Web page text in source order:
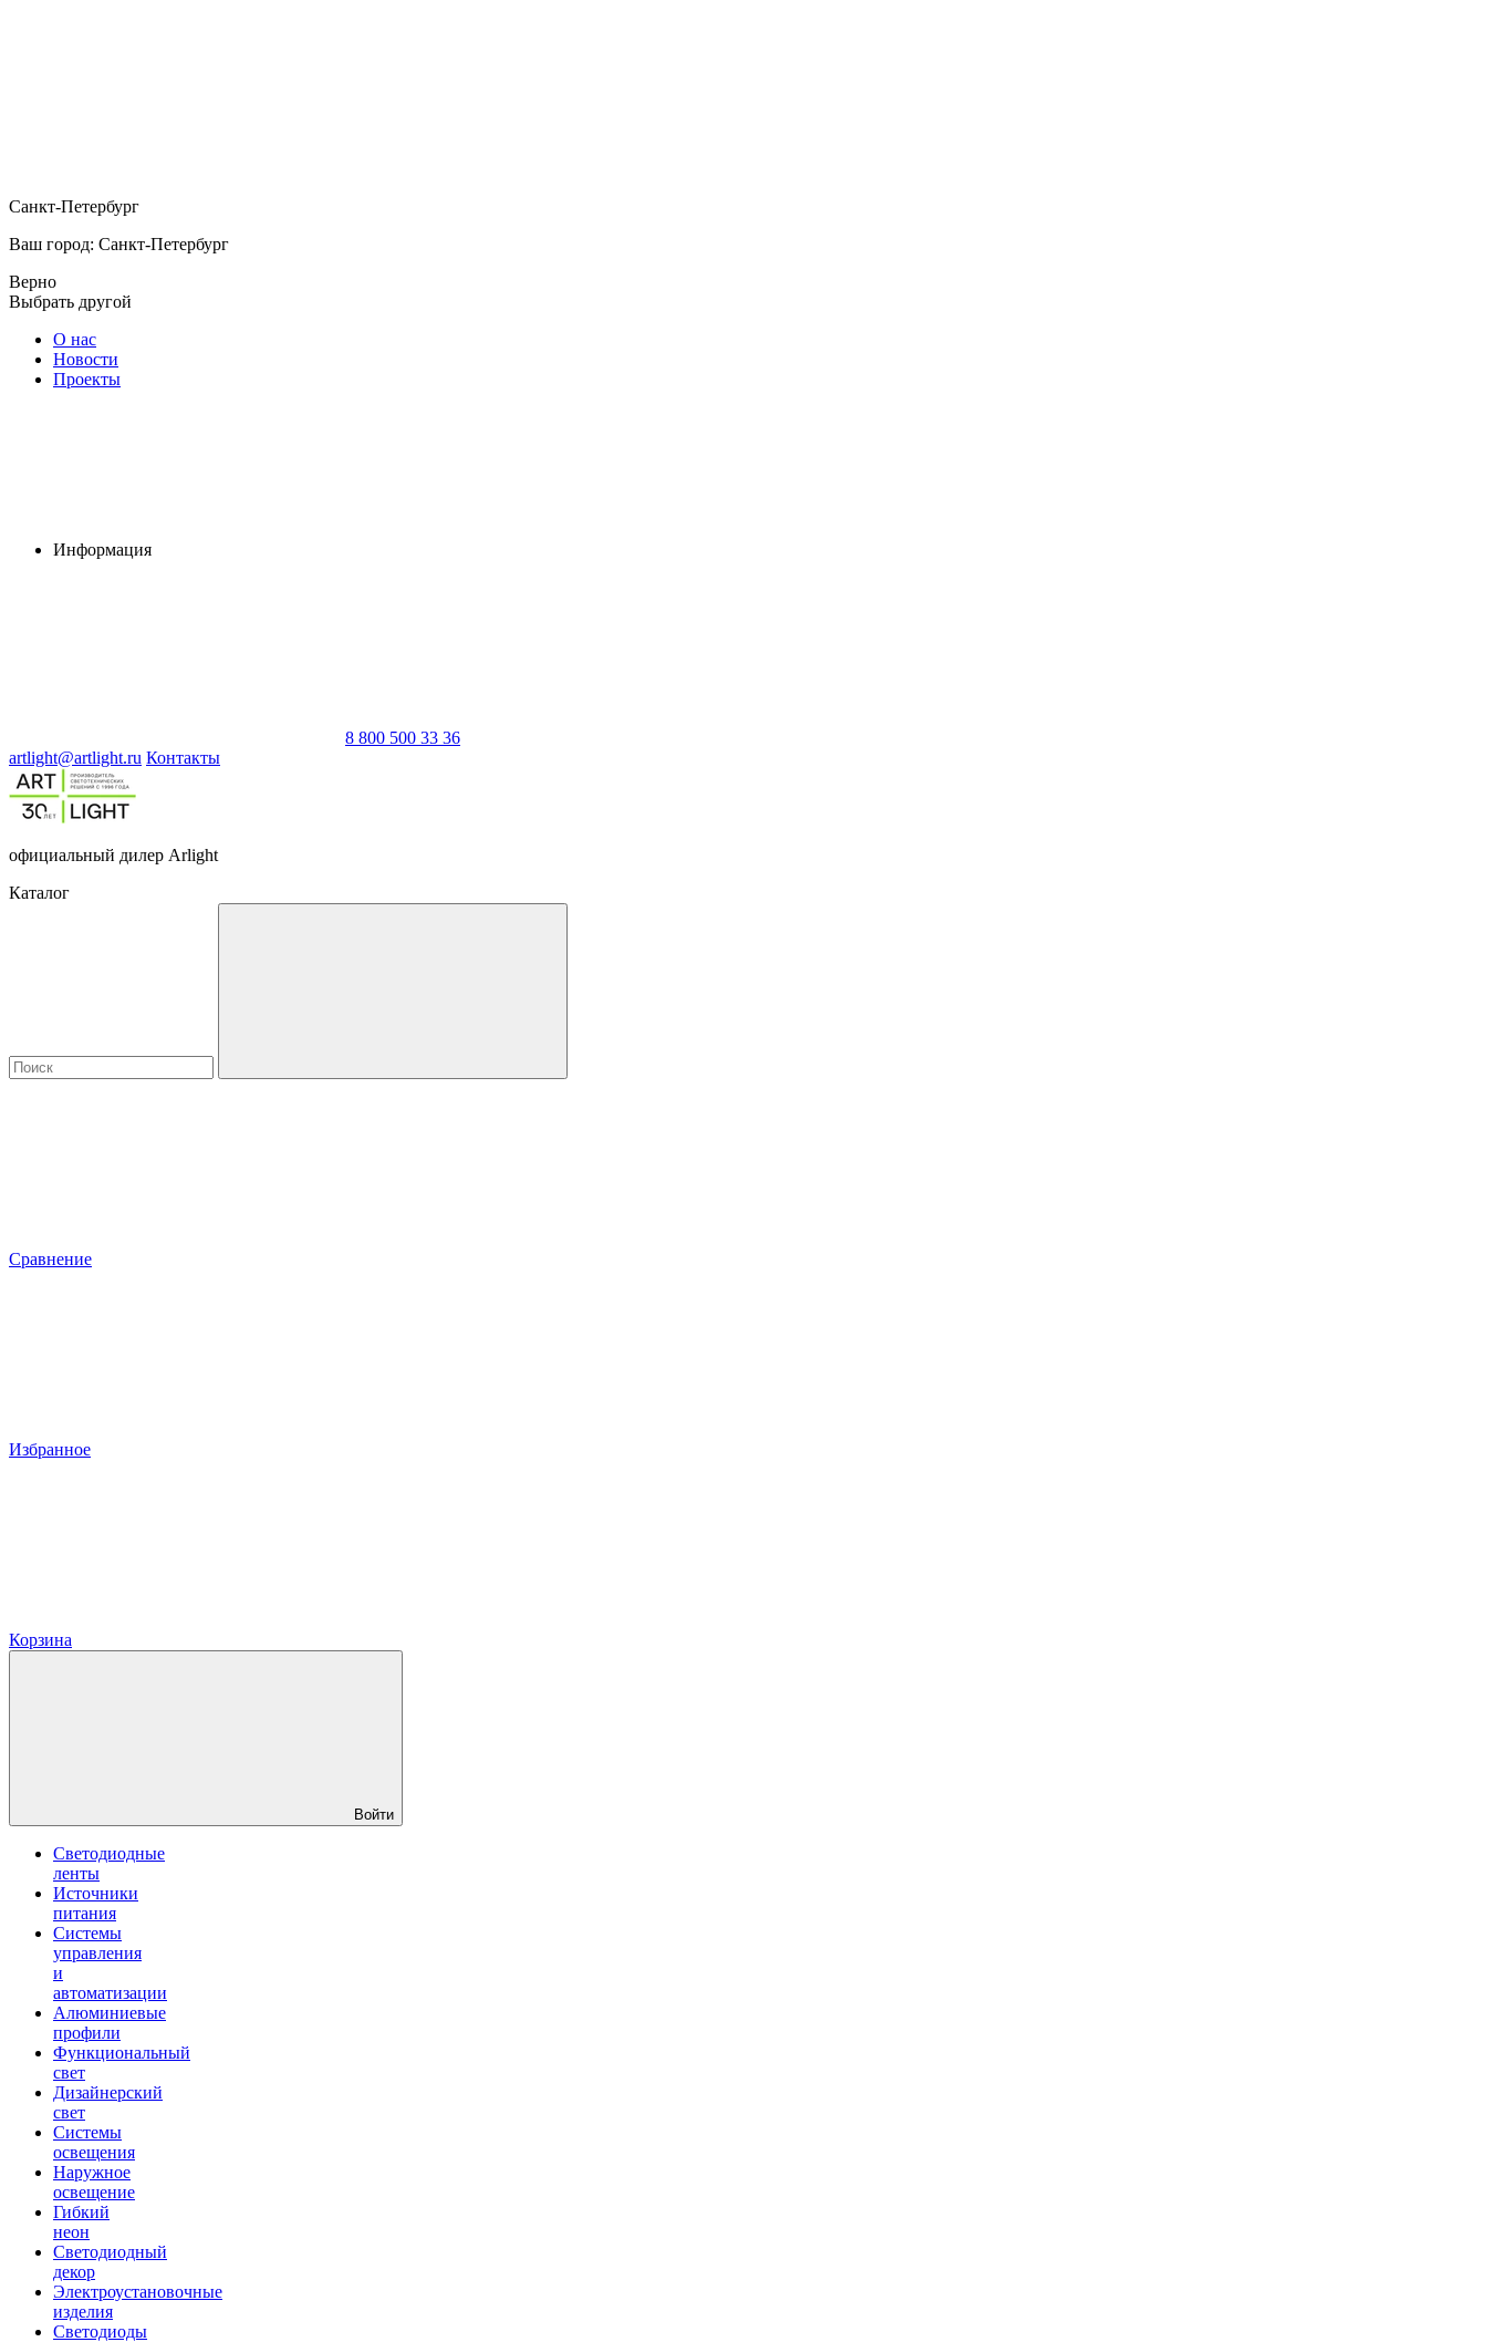
Санкт-Петербург
Ваш город: Санкт-Петербург
Верно
Выбрать другой
О нас
Новости
Проекты
Информация
8 800 500 33 36
artlight@artlight.ru Контакты
официальный дилер Arlight
Каталог
Сравнение
Избранное
Корзина
Войти
Светодиодные
ленты
Источники
питания
Системы
управления
и
автоматизации
Алюминиевые
профили
Функциональный
свет
Дизайнерский
свет
Системы
освещения
Наружное
освещение
Гибкий
неон
Светодиодный
декор
Электроустановочные
изделия
Светодиоды